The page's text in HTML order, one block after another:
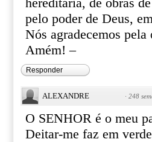
hereditária, de obras
pelo poder de Deus,
Nós agradecemos
Amém! –
Responder
ALEXANDRE · 248
O SENHOR é o meu
Deitar-me faz em